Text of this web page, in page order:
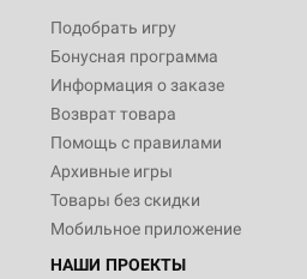
Подобрать игру
Бонусная программа
Информация о заказе
Возврат товара
Помощь с правилами
Архивные игры
Товары без скидки
Мобильное приложение
НАШИ ПРОЕКТЫ